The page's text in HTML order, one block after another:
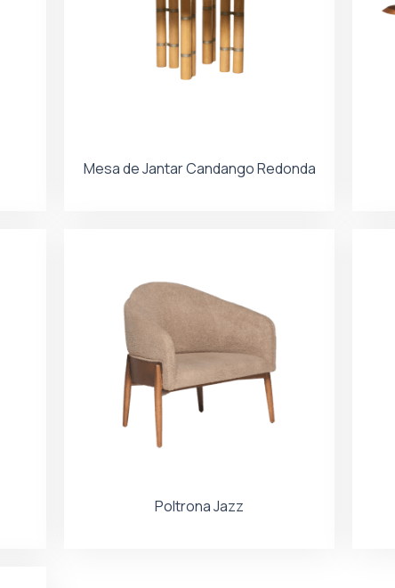
Mesa de Jantar Candango Redonda
Poltrona Jazz